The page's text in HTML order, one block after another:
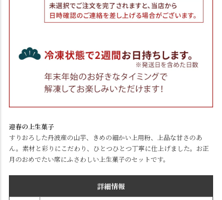
迎春の上生菓子
すりおろした丹波産の山芋、きめの細かい上用粉、上品な甘さのあ
ん。素材と彩りにこだわり、ひとつひとつ丁寧に仕上げました。お正
月のおめでたい席にふさわしい上生菓子のセットです。
詳細情報